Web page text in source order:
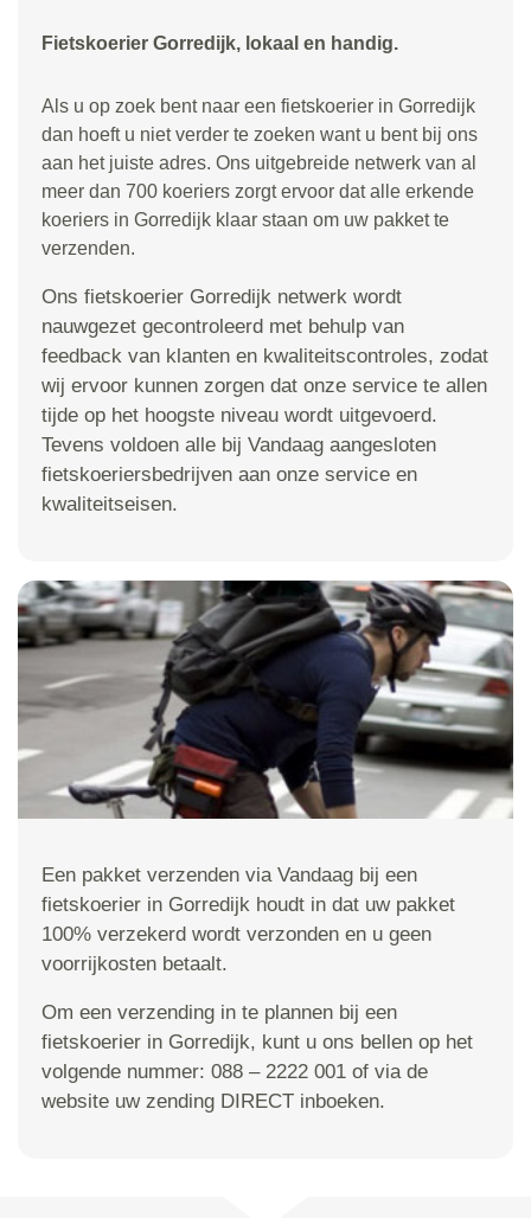
Fietskoerier Gorredijk, lokaal en handig.
Als u op zoek bent naar een fietskoerier in Gorredijk
dan hoeft u niet verder te zoeken want u bent bij ons
aan het juiste adres. Ons uitgebreide netwerk van al
meer dan 700 koeriers zorgt ervoor dat alle erkende
koeriers in Gorredijk klaar staan om uw pakket te
verzenden.
Ons fietskoerier Gorredijk netwerk wordt
nauwgezet gecontroleerd met behulp van
feedback van klanten en kwaliteitscontroles, zodat
wij ervoor kunnen zorgen dat onze service te allen
tijde op het hoogste niveau wordt uitgevoerd.
Tevens voldoen alle bij Vandaag aangesloten
fietskoeriersbedrijven aan onze service en
kwaliteitseisen.
Een pakket verzenden via Vandaag bij een
fietskoerier in Gorredijk houdt in dat uw pakket
100% verzekerd wordt verzonden en u geen
voorrijkosten betaalt.
Om een verzending in te plannen bij een
fietskoerier in Gorredijk, kunt u ons bellen op het
volgende nummer: 088 – 2222 001 of via de
website uw zending DIRECT inboeken.